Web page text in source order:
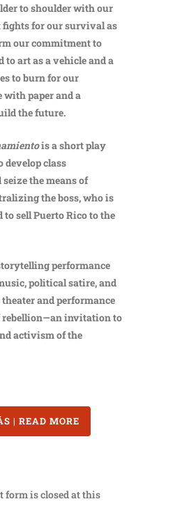
to shoulder with our
for our survival as
our commitment to
art as a vehicle and a
to burn for our
with paper and a
the future.
is a short play
develop class
the means of
the boss, who is
sell Puerto Rico to the
performance
political satire, and
and performance
rebellion—an invitation to
activism of the
| READ MORE
form is closed at this